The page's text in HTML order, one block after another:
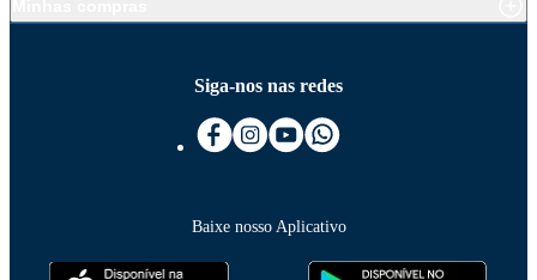
Siga-nos nas redes
Baixe nosso Aplicativo